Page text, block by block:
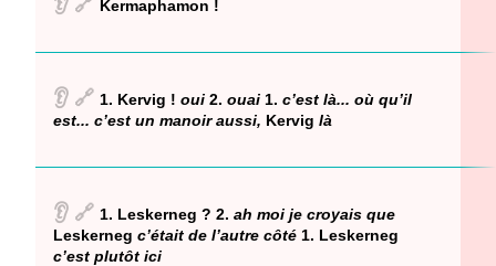
👂 🔗 Kermaphamon !
👂 🔗 1. Kervig ! oui 2. ouai 1. c’est là... où qu’il
est... c’est un manoir aussi, Kervig là
👂 🔗 1. Leskerneg ? 2. ah moi je croyais que
Leskerneg c’était de l’autre côté 1. Leskerneg
c’est plutôt ici